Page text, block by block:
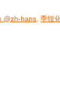
@zh-hans, 季铵